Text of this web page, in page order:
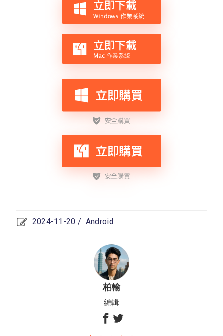
2024-11-20 / Android
柏翰
編輯